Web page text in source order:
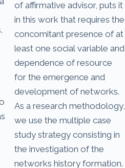
of affirmative advisor, puts it
in this work that requires the
concomitant presence of at
least one social variable and
dependence of resource
for the emergence and
development of networks.
As a research methodology,
we use the multiple case
study strategy consisting in
the investigation of the
networks history formation.